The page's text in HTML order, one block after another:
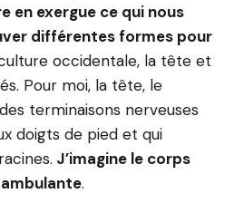
en exergue ce qui nous
différentes formes pour
occidentale, la tête et
Pour moi, la tête, le
terminaisons nerveuses
doigts de pied et qui
J’imagine le corps
.